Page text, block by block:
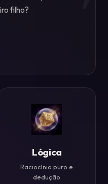
filho?
Lógica
Raciocínio puro e
dedução